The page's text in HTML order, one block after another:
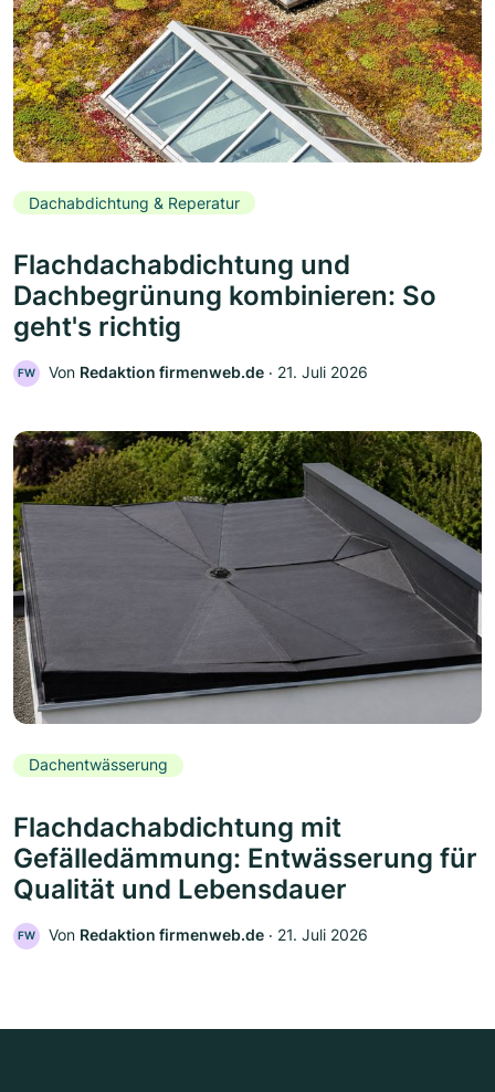
Dachabdichtung & Reperatur
Flachdachabdichtung und
Dachbegrünung kombinieren: So
geht's richtig
FW Von Redaktion firmenweb.de ‧ 21. Juli 2026
Dachentwässerung
Flachdachabdichtung mit
Gefälledämmung: Entwässerung für
Qualität und Lebensdauer
FW Von Redaktion firmenweb.de ‧ 21. Juli 2026